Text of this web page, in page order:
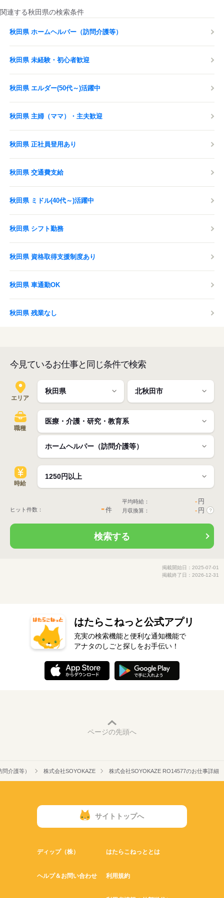
関連する秋田県の検索条件
秋田県 ホームヘルパー（訪問介護等）
秋田県 未経験・初心者歓迎
秋田県 エルダー(50代～)活躍中
秋田県 主婦（ママ）・主夫歓迎
秋田県 正社員登用あり
秋田県 交通費支給
秋田県 ミドル(40代～)活躍中
秋田県 シフト勤務
秋田県 資格取得支援制度あり
秋田県 車通勤OK
秋田県 残業なし
今見ているお仕事と同じ条件で検索
エリア
職種
時給
ヒット件数： -件
平均時給： - 円
月収換算： - 円 ?
検索する
掲載開始日：2025-07-01
掲載終了日：2026-12-31
はたらこねっと公式アプリ
充実の検索機能と便利な通知機能で
アナタのしごと探しをお手伝い！
ページの先頭へ
介護等） 株式会社SOYOKAZE 株式会社SOYOKAZE RO14577のお仕事詳細
サイトトップへ
ディップ（株） はたらこねっととは
ヘルプ＆お問い合わせ 利用規約